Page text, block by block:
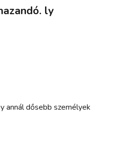
ly
annál dősebb személyek